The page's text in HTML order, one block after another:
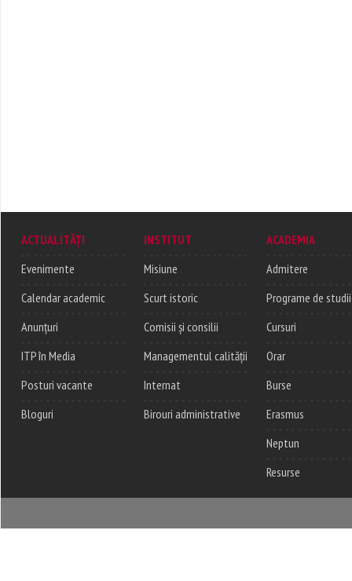
ACTUALITĂȚI
Evenimente
Calendar academic
Anunțuri
ITP în Media
Posturi vacante
Bloguri
INSTITUT
Misiune
Scurt istoric
Comisii și consilii
Managementul calității
Internat
Birouri administrative
ACADEMIA
Admitere
Programe de studii
Cursuri
Orar
Burse
Erasmus
Neptun
Resurse